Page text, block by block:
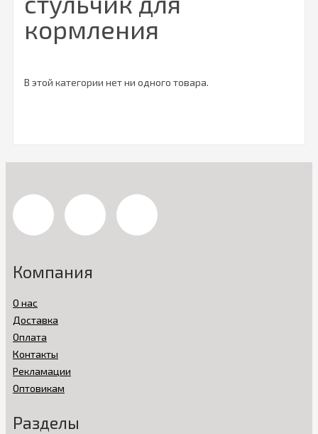
кормления
В этой категории нет ни одного товара.
Компания
О нас
Доставка
Оплата
Контакты
Рекламации
Оптовикам
Разделы